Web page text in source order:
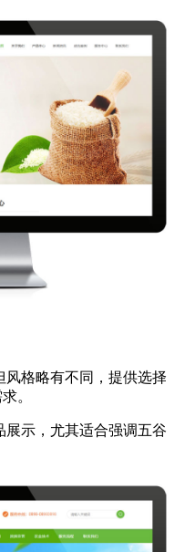
风格略有不同，提供选择
。
示，尤其适合强调五谷